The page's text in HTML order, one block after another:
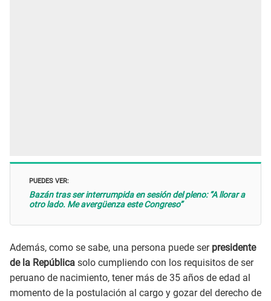
PUEDES VER:
Bazán tras ser interrumpida en sesión del pleno: “A llorar a
otro lado. Me avergüenza este Congreso”
Además, como se sabe, una persona puede ser presidente
de la República solo cumpliendo con los requisitos de ser
peruano de nacimiento, tener más de 35 años de edad al
momento de la postulación al cargo y gozar del derecho de